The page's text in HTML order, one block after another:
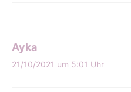
Ayka
21/10/2021 um 5:01 Uhr